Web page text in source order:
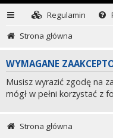
Regulamin
Strona główna
WYMAGANE
Musisz wyrazić zgodę na
mógł w pełni korzystać z
Strona główna